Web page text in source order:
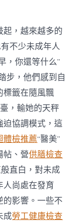
，越來越多的
不少未成年人
，你還等什么”
步，他們感到自
標籤在隨風飄
，輸她的天秤
協調模式，這
體檢推薦“醫美”
帖、營供膳檢查
直白，對未成
人尚處在發育
影響。一些不
成勞工健康檢查